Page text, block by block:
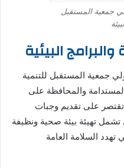
جمعية المستقبل
البيئية
جمعية المستقبل للتنمية
المستدامة والمحافظة على
تقتصر على تقديم وجبات
تشمل تهيئة بيئة صحية ونظيفة
تهدد السلامة العامة